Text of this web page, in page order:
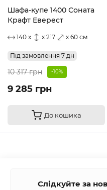
Шафа-купе 1400 Соната
Крафт Еверест
140 x x 217 x 60 см
Під замовлення 7 дн
10 317 грн -10%
9 285 грн
До кошика
Слідкуйте за